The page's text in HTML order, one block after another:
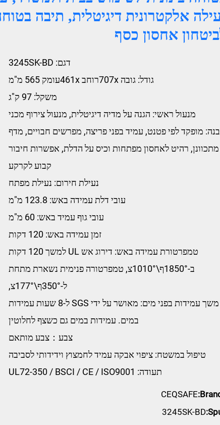
אלקטרונית דיגיטלית, תיבה
אחסון כסף
דגם: 3245SK-BD
גודל: גובה 707xרוחב 461xעומק 565 מ"מ
משקל: 97 ק"ג
מנעול ראשי: הגנה על מדיה דיגיטלית, מנעול צירוף מכני
מופקד לפי פטנט, עמיד בפני פריצה, מפרשים חבויים, מדף
מתכוונן, רהיט לאחסון מפתחות וכיס על הדלת, אפשרות חיבור
קבוע לקרקע
נעילת חירום: נעילת מפתח
עובי דלת עמידה באש: 123.8 מ"מ
עובי גוף עמיד באש: 60 מ"מ
זמן עמידה באש: 120 דקות
טמפרטורת עמידה באש: דירוג אש UL למשך 120 דקות
ב-1850°ף\1010°צ, טמפרטורה פנימית נשארת מתחת
ל-350°ף\177°צ,
משך עמידות בפני מים: מאושר על ידי SGS ל-8 שעות עמידות
במים. עמידות במים גם כשצף לחלוטין
צבע：צבע מותאם
טיפול במשטח: ציפוי אבקה עמיד לחמצוץ וידידותי לסביבה
תעודה: UL72-350 / BSCI / CE / ISO9001
CEQSAFE
3245SK-BD